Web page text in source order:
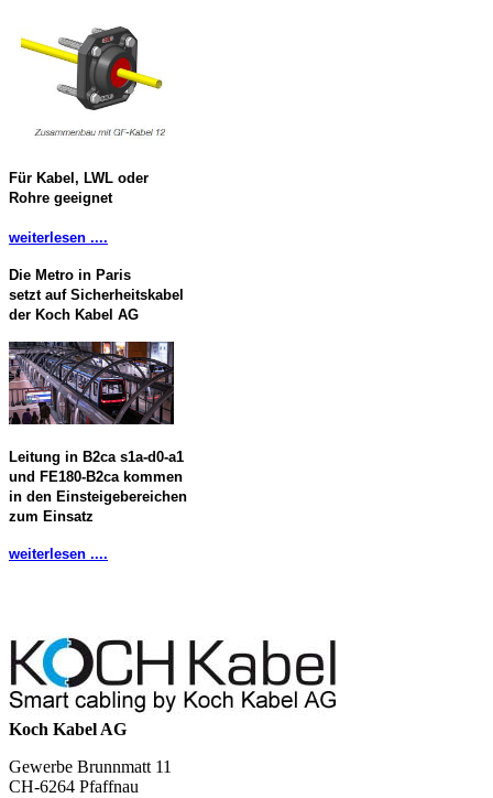
Für Kabel, LWL oder
Rohre geeignet
weiterlesen ....
Die Metro in Paris
setzt auf Sicherheitskabel
der Koch Kabel AG
Leitung in B2ca s1a-d0-a1
und FE180-B2ca kommen
in den Einsteigebereichen
zum Einsatz
weiterlesen ....
Koch Kabel AG
Gewerbe Brunnmatt 11
CH-6264 Pfaffnau